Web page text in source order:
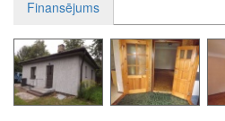
Finansējums